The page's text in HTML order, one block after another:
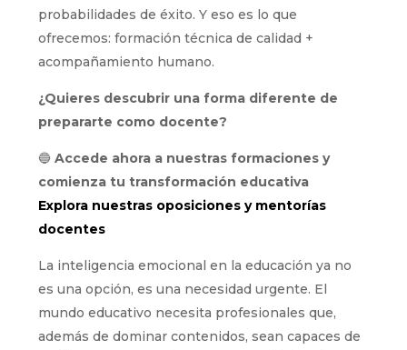
probabilidades de éxito. Y eso es lo que
ofrecemos: formación técnica de calidad +
acompañamiento humano.
¿Quieres descubrir una forma diferente de
prepararte como docente?
🔵Accede ahora a nuestras formaciones y
comienza tu transformación educativa
Explora nuestras oposiciones y mentorías
docentes
La inteligencia emocional en la educación ya no
es una opción, es una necesidad urgente. El
mundo educativo necesita profesionales que,
además de dominar contenidos, sean capaces de